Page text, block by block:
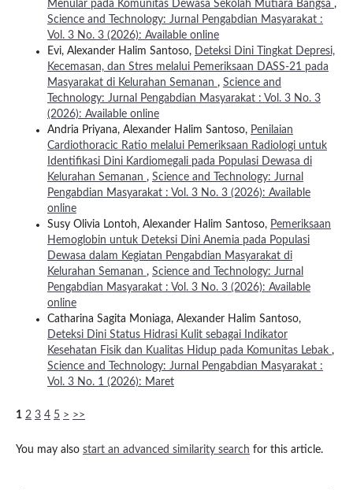
Menular pada Komunitas Dewasa Sekolah Mutiara Bangsa ,
Science and Technology: Jurnal Pengabdian Masyarakat :
Vol. 3 No. 3 (2026): Available online
Evi, Alexander Halim Santoso, Deteksi Dini Tingkat Depresi,
Kecemasan, dan Stres melalui Pemeriksaan DASS-21 pada
Masyarakat di Kelurahan Semanan , Science and
Technology: Jurnal Pengabdian Masyarakat : Vol. 3 No. 3
(2026): Available online
Andria Priyana, Alexander Halim Santoso, Penilaian
Cardiothoracic Ratio melalui Pemeriksaan Radiologi untuk
Identifikasi Dini Kardiomegali pada Populasi Dewasa di
Kelurahan Semanan , Science and Technology: Jurnal
Pengabdian Masyarakat : Vol. 3 No. 3 (2026): Available
online
Susy Olivia Lontoh, Alexander Halim Santoso, Pemeriksaan
Hemoglobin untuk Deteksi Dini Anemia pada Populasi
Dewasa dalam Kegiatan Pengabdian Masyarakat di
Kelurahan Semanan , Science and Technology: Jurnal
Pengabdian Masyarakat : Vol. 3 No. 3 (2026): Available
online
Catharina Sagita Moniaga, Alexander Halim Santoso,
Deteksi Dini Status Hidrasi Kulit sebagai Indikator
Kesehatan Fisik dan Kualitas Hidup pada Komunitas Lebak ,
Science and Technology: Jurnal Pengabdian Masyarakat :
Vol. 3 No. 1 (2026): Maret
1 2 3 4 5 > >>
You may also start an advanced similarity search for this article.